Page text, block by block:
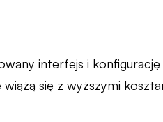
interfejs i
się z wyższymi